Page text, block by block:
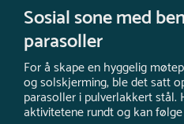
Sosial sone med
parasoller
For å skape en hyggelig
og solskjerming, ble det satt
parasoller i pulverlakkert
aktivitetene rundt og kan